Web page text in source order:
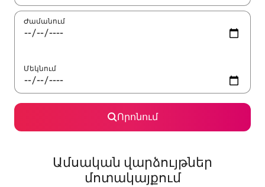
Ժամանում
Մեկնում
Որոնում
Ամսական վարձույթներ
մոտակայքում